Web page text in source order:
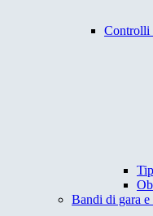
Controlli
Bandi di gara e